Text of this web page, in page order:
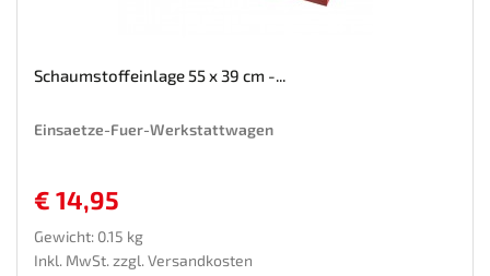
Schaumstoffeinlage 55 x 39 cm -...
Einsaetze-Fuer-Werkstattwagen
€ 14,95
Gewicht: 0.15 kg
Inkl. MwSt. zzgl. Versandkosten